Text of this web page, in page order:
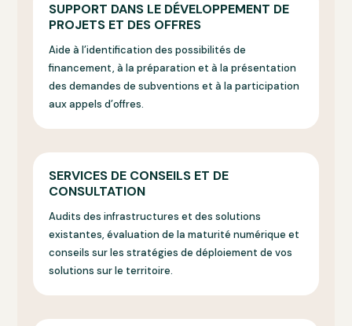
SUPPORT DANS LE DÉVELOPPEMENT DE
PROJETS ET DES OFFRES
Aide à l’identification des possibilités de
financement, à la préparation et à la présentation
des demandes de subventions et à la participation
aux appels d’offres.
SERVICES DE CONSEILS ET DE
CONSULTATION
Audits des infrastructures et des solutions
existantes, évaluation de la maturité numérique et
conseils sur les stratégies de déploiement de vos
solutions sur le territoire.